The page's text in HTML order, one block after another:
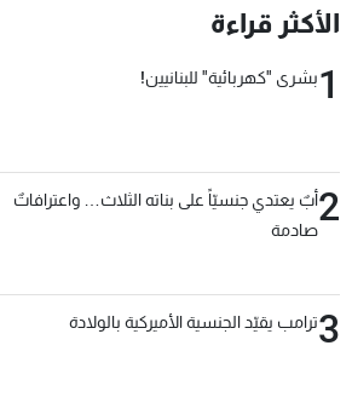
الأكثر قراءة
1بشرى "كهربائية" للبنانيين!
2أبٌ يعتدي جنسيّاً على بناته الثلاث… واعترافاتٌ
صادمة
3ترامب يقيّد الجنسية الأميركية بالولادة
عن MTV
الإنـتـاج
سياسة